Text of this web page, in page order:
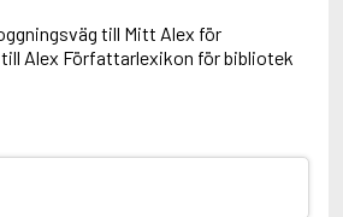
till Mitt Alex för
Alex Författarlexikon för bibliotek